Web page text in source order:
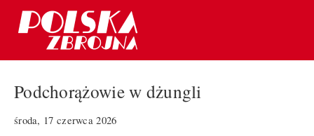
Podchorążowie w dżungli
środa, 17 czerwca 2026